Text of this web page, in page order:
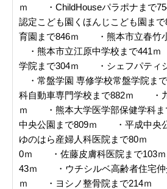
ｍ ・ChildHouseパラポナまで
認定こども園くほんじこども園
育園まで846ｍ ・熊本市立春竹
・熊本市立江原中学校まで441
学院まで304ｍ ・シェフパティ
・常盤学園 専修学校常盤学院
科自動車専門学校まで882ｍ ・
ｍ ・熊本大学医学部保健学科
中央公園まで809ｍ ・平成中央
ゆのはら産婦人科医院まで80ｍ
0ｍ ・佐藤皮膚科医院まで103
43ｍ ・ウチシルベ高齢者住宅仲
ｍ ・ヨシノ整骨院まで214ｍ